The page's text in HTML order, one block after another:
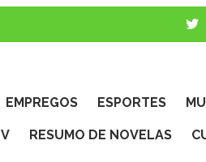
EMPREGOS ESPORTES
RESUMO DE NOVELAS